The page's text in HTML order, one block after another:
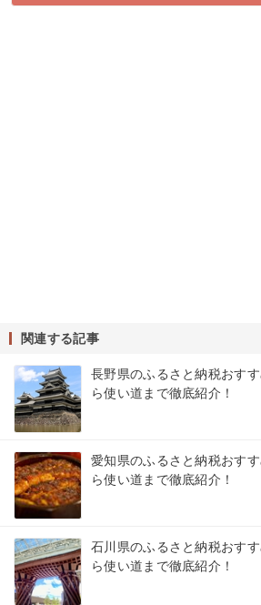
関連する記事
長野県のふるさと納税おす
ら使い道まで徹底紹介！
愛知県のふるさと納税おす
ら使い道まで徹底紹介！
石川県のふるさと納税おす
ら使い道まで徹底紹介！